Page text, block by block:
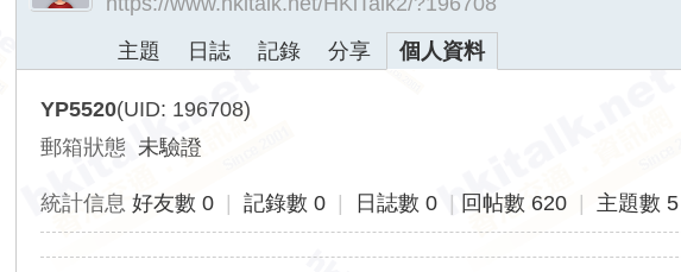
lk.
主題
日誌 記錄 分享 個人資料
YP5520(UID: 196708)
郵箱狀態 未驗證
統計信息 好友數 0 記錄數 0 日誌數 0 回帖數 620 主題數 5